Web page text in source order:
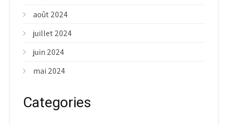
août 2024
juillet 2024
juin 2024
mai 2024
Categories